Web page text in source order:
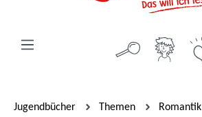
Jugendbücher Themen Romantik